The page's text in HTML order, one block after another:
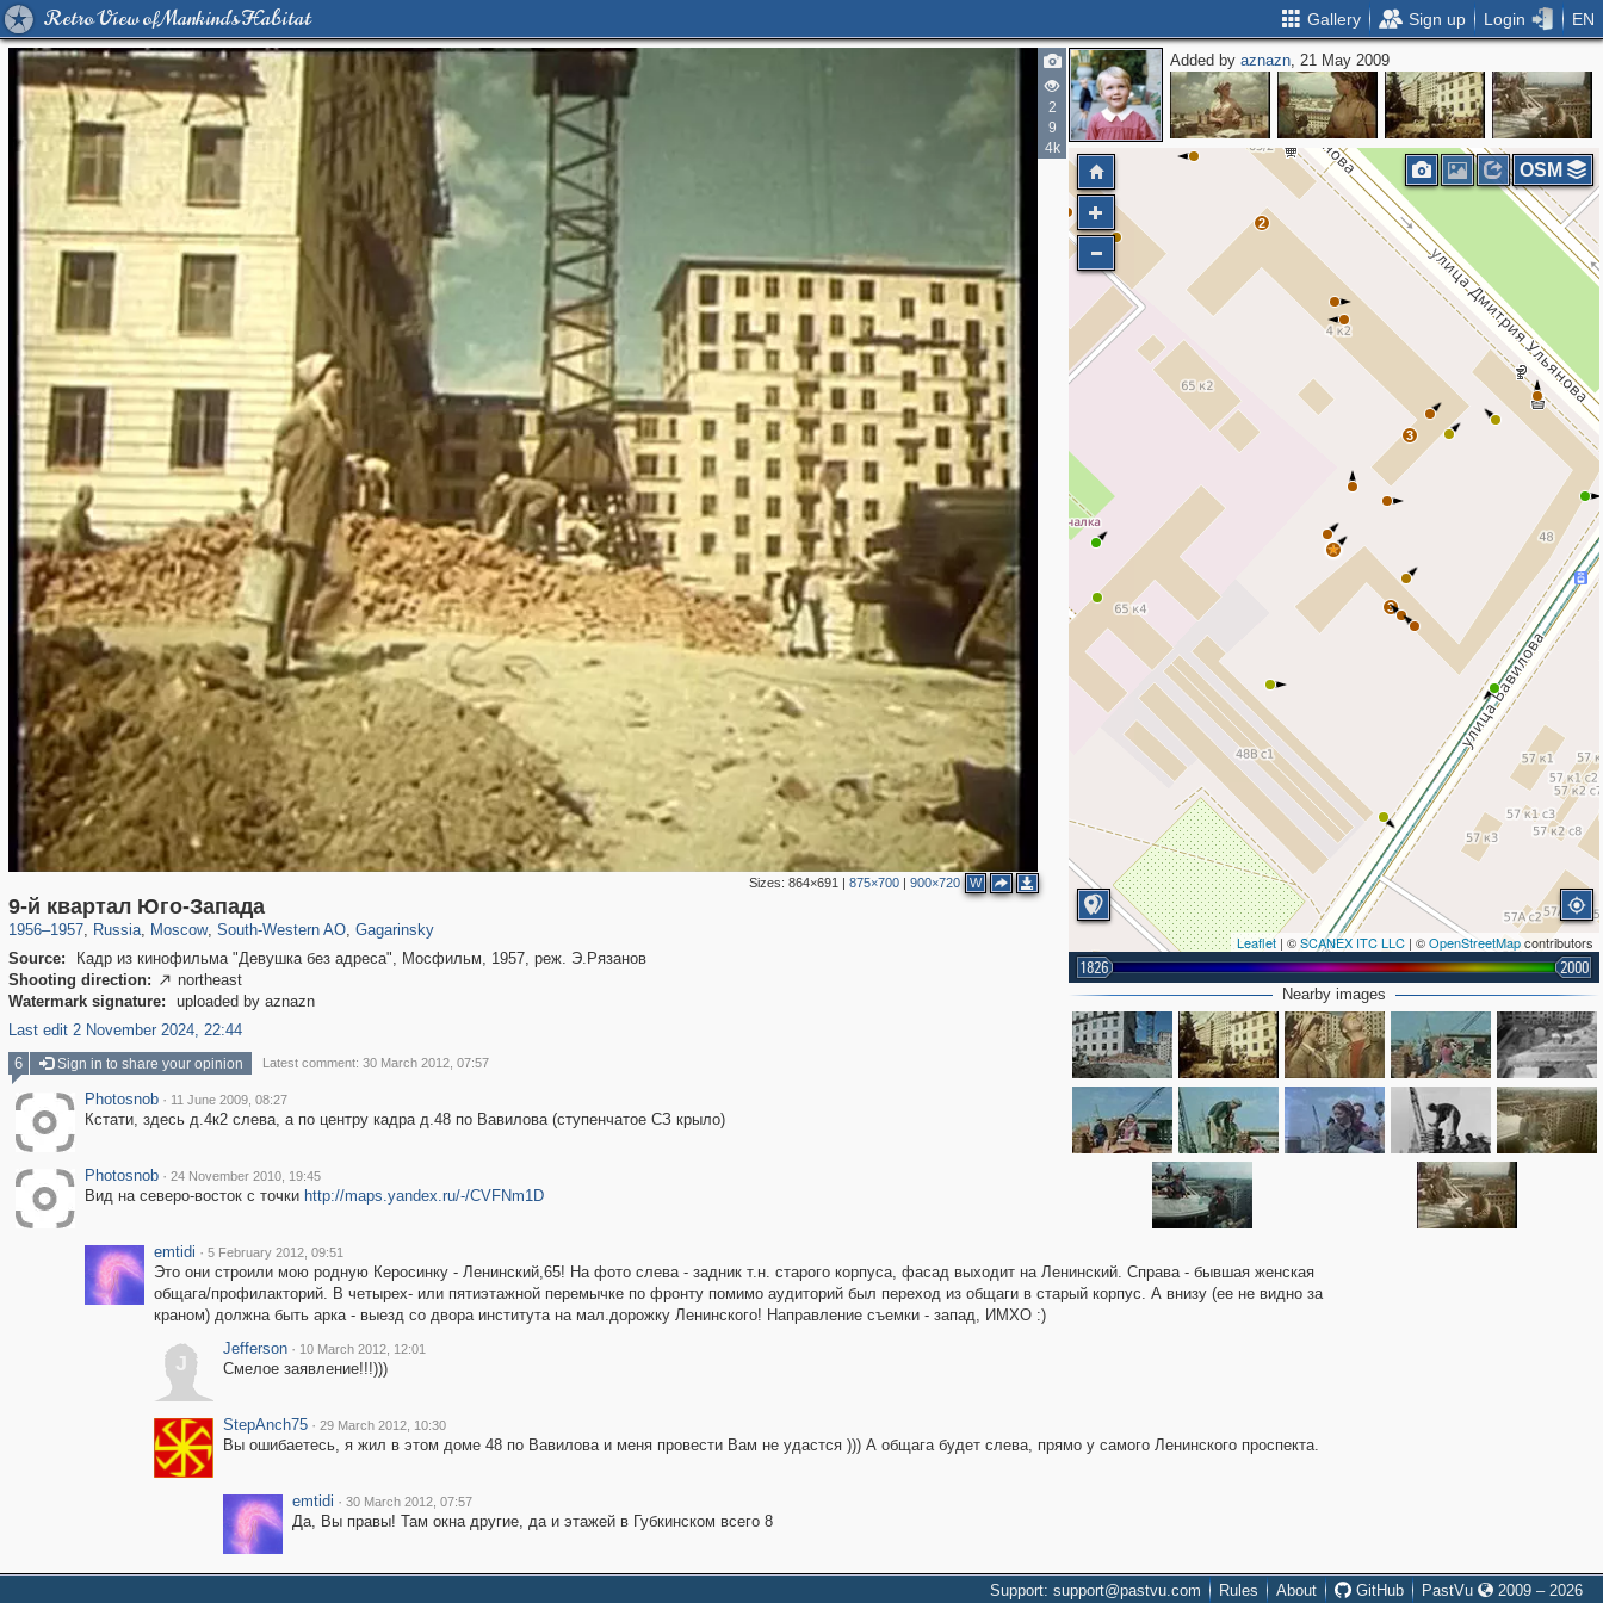
Retro View of Mankind's Habitat Gallery Sign up Login EN
2
9
4k
Sizes: 864×691 | 875×700| 900×720 W
9-й квартал Юго-Запада
1956–1957, Russia
1,406,906 29,248
, Moscow
319,861 8,286
, South-Western AO
12,415
, Gagarinsky
Source:
Кадр из кинофильма "Девушка без адреса", Мосфильм, 1957, реж. Э.Рязанов
Shooting direction:  northeast
Watermark signature:
uploaded by aznazn
Last edit 2 November 2024, 22:44
Added byaznazn, 21 May 2009
3
3
2
Leaflet | ©SCANEX ITC LLC | ©OpenStreetMapcontributors
1826 2000
OSM
Nearby images
6 Sign in to share your opinion Latest comment: 30 March 2012, 07:57
Photosnob · 11 June 2009, 08:27
Кстати, здесь д.4к2 слева, а по центру кадра д.48 по Вавилова (ступенчатое СЗ крыло)
Photosnob · 24 November 2010, 19:45
Вид на северо-восток с точки http://maps.yandex.ru/-/CVFNm1D
emtidi · 5 February 2012, 09:51
Это они строили мою родную Керосинку - Ленинский,65! На фото слева - задник т.н. старого корпуса, фасад выходит на Ленинский. Справа - бывшая женская
общага/профилакторий. В четырех- или пятиэтажной перемычке по фронту помимо аудиторий был переход из общаги в старый корпус. А внизу (ее не видно за
краном) должна быть арка - выезд со двора института на мал.дорожку Ленинского! Направление съемки - запад, ИМХО :)
J
Jefferson · 10 March 2012, 12:01
Смелое заявление!!!)))
StepAnch75 · 29 March 2012, 10:30
Вы ошибаетесь, я жил в этом доме 48 по Вавилова и меня провести Вам не удастся ))) А общага будет слева, прямо у самого Ленинского проспекта.
emtidi · 30 March 2012, 07:57
Да, Вы правы! Там окна другие, да и этажей в Губкинском всего 8
Support: support@pastvu.com Rules About GitHub PastVu 2009 – 2026